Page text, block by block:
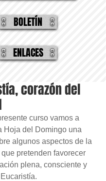
BOLETÍN
ENLACES
corazón del
curso vamos a
Hoja del Domingo una
algunos aspectos de la
pretenden favorecer
plena, consciente y